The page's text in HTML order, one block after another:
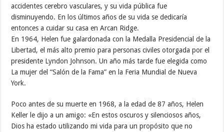
accidentes cerebro vasculares, y su vida pública fue
disminuyendo. En los últimos años de su vida se dedicaría
entonces a cuidar su casa en Arcan Ridge.
En 1964, Helen fue galardonada con la Medalla Presidencial de la
Libertad, el más alto premio para personas civiles otorgada por el
presidente Lyndon Johnson. Un año más tarde fue elegida como
La mujer del “Salón de la Fama” en la Feria Mundial de Nueva
York.
Poco antes de su muerte en 1968, a la edad de 87 años, Helen
Keller le dijo a un amigo: «En estos oscuros y silenciosos años,
Dios ha estado utilizando mi vida para un propósito que no